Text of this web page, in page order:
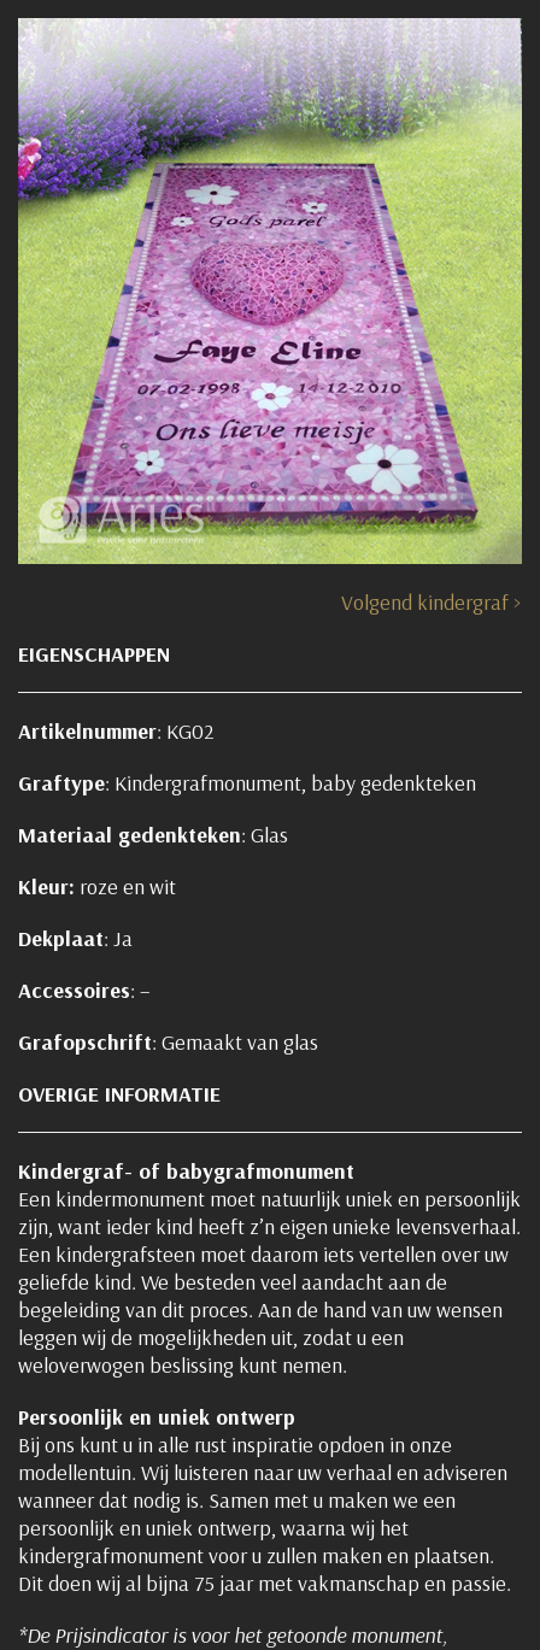
Volgend kindergraf >
EIGENSCHAPPEN
Artikelnummer: KG02
Graftype: Kindergrafmonument, baby gedenkteken
Materiaal gedenkteken: Glas
Kleur: roze en wit
Dekplaat: Ja
Accessoires: –
Grafopschrift: Gemaakt van glas
OVERIGE INFORMATIE
Kindergraf- of babygrafmonument
Een kindermonument moet natuurlijk uniek en persoonlijk
zijn, want ieder kind heeft z’n eigen unieke levensverhaal.
Een kindergrafsteen moet daarom iets vertellen over uw
geliefde kind. We besteden veel aandacht aan de
begeleiding van dit proces. Aan de hand van uw wensen
leggen wij de mogelijkheden uit, zodat u een
weloverwogen beslissing kunt nemen.
Persoonlijk en uniek ontwerp
Bij ons kunt u in alle rust inspiratie opdoen in onze
modellentuin. Wij luisteren naar uw verhaal en adviseren
wanneer dat nodig is. Samen met u maken we een
persoonlijk en uniek ontwerp, waarna wij het
kindergrafmonument voor u zullen maken en plaatsen.
Dit doen wij al bijna 75 jaar met vakmanschap en passie.
*De Prijsindicator is voor het getoonde monument,